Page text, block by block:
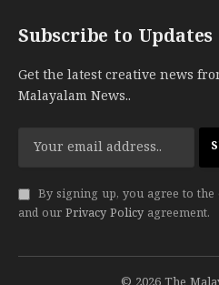
Subscribe to Updates
Get the latest creative news
Malayalam News..
By signing up, you agree to the
and our Privacy Policy agreement.